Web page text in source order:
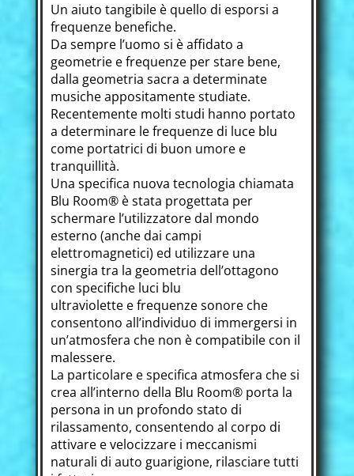
Un aiuto tangibile è quello di esporsi a
frequenze benefiche.
Da sempre l’uomo si è affidato a
geometrie e frequenze per stare bene,
dalla geometria sacra a determinate
musiche appositamente studiate.
Recentemente molti studi hanno portato
a determinare le frequenze di luce blu
come portatrici di buon umore e
tranquillità.
Una specifica nuova tecnologia chiamata
Blu Room® è stata progettata per
schermare l’utilizzatore dal mondo
esterno (anche dai campi
elettromagnetici) ed utilizzare una
sinergia tra la geometria dell’ottagono
con specifiche luci blu
ultraviolette e frequenze sonore che
consentono all’individuo di immergersi in
un’atmosfera che non è compatibile con il
malessere.
La particolare e specifica atmosfera che si
crea all’interno della Blu Room® porta la
persona in un profondo stato di
rilassamento, consentendo al corpo di
attivare e velocizzare i meccanismi
naturali di auto guarigione, rilasciare tutti